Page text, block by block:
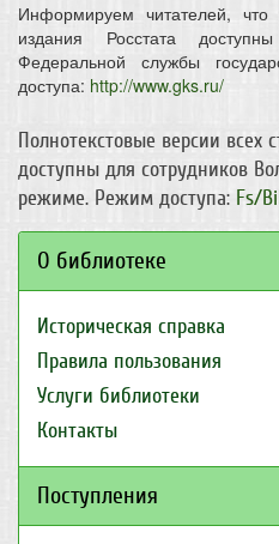
Информируем читателей, что
издания Росстата
Федеральной службы
доступа: http://www.gks.ru/
Полнотекстовые версии всех
доступны для сотрудников
режиме. Режим доступа: Fs/
О библиотеке
Историческая справка
Правила пользования
Услуги библиотеки
Контакты
Поступления